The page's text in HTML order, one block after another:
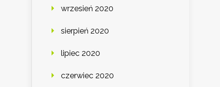
wrzesień 2020
sierpień 2020
lipiec 2020
czerwiec 2020